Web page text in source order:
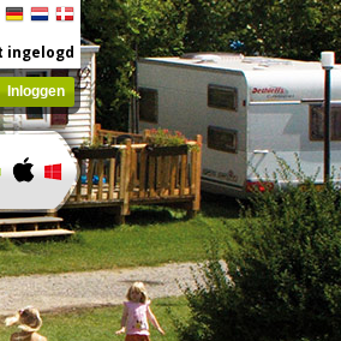
ingelogd
Inloggen